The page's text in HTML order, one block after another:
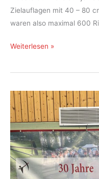
Zielauflagen mit 40 – 80
waren also maximal 600
Drei
der
des
BSV
Kandel
bei
der
Landesmeisterschaft
PSSB
Weiterlesen »